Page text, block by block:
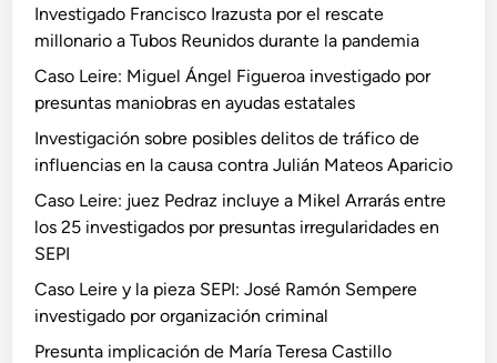
Investigado Francisco Irazusta por el rescate
millonario a Tubos Reunidos durante la pandemia
Caso Leire: Miguel Ángel Figueroa investigado por
presuntas maniobras en ayudas estatales
Investigación sobre posibles delitos de tráfico de
influencias en la causa contra Julián Mateos Aparicio
Caso Leire: juez Pedraz incluye a Mikel Arrarás entre
los 25 investigados por presuntas irregularidades en
SEPI
Caso Leire y la pieza SEPI: José Ramón Sempere
investigado por organización criminal
Presunta implicación de María Teresa Castillo